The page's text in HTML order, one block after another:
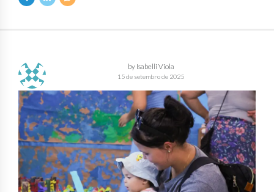
by Isabelli Viola
15 de setembro de 2025